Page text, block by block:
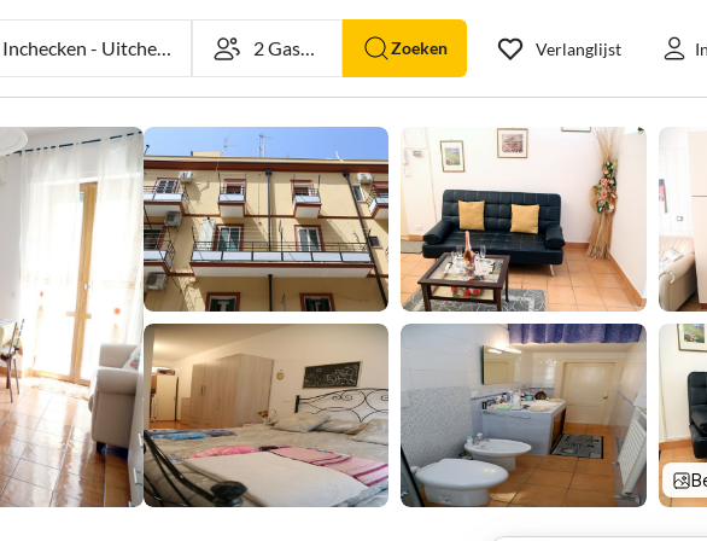
- Uitchecken Zoeken Verlanglijst